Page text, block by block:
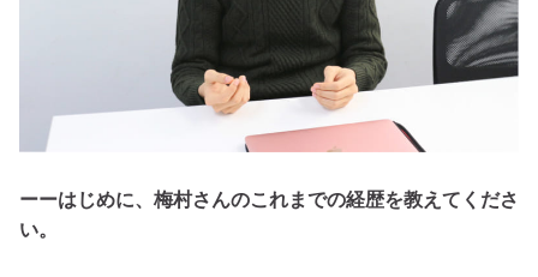
ーーはじめに、梅村さんのこれまでの経歴を教えてくださ
い。